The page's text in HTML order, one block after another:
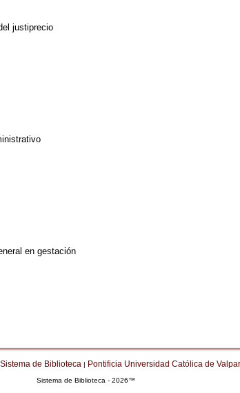
justiprecio
en gestación
Sistema de Biblioteca | Pontificia Universidad Católica de
Sistema de Biblioteca - 2026™